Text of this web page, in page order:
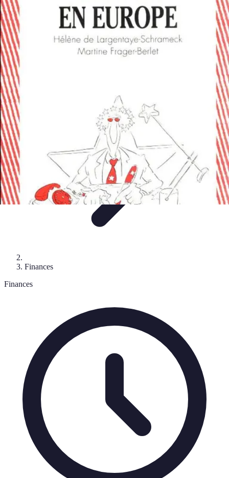
Trucs pour Gagner
JeuxLoisirs créatifsMarketing digital
Finance
personnelle
Développement personnel
Trucs pour Gagner
Finances
Finances